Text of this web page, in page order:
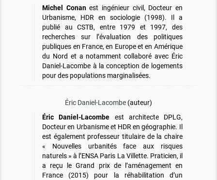
Michel Conanest ingénieur civil, Docteur en
Urbanisme, HDR en sociologie (1998). Il a
publié au CSTB, entre 1979 et 1997, des
recherches sur l’évaluation des politiques
publiques en France, en Europe et en Amérique
du Nord et a notamment collaboré avec Éric
Daniel-Lacombe à la conception de logements
pour des populations marginalisées.
Éric Daniel-Lacombe(auteur)
Éric Daniel-Lacombe est architecte DPLG,
Docteur en Urbanisme et HDR en géographie. Il
est également professeur titulaire de la chaire
« Nouvelles urbanités face aux risques
naturels » à l’ENSA Paris La Villette. Praticien, il
a reçu le Grand prix de l’aménagement en
France (2015) pour la réhabilitation d’un